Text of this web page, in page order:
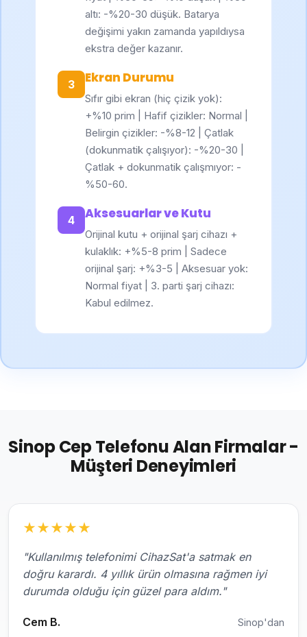
altı: -%20-30 düşük. Batarya
değişimi yakın zamanda yapıldıysa
ekstra değer kazanır.
3 Ekran Durumu
Sıfır gibi ekran (hiç çizik yok):
+%10 prim | Hafif çizikler: Normal |
Belirgin çizikler: -%8-12 | Çatlak
(dokunmatik çalışıyor): -%20-30 |
Çatlak + dokunmatik çalışmıyor: -
%50-60.
4 Aksesuarlar ve Kutu
Orijinal kutu + orijinal şarj cihazı +
kulaklık: +%5-8 prim | Sadece
orijinal şarj: +%3-5 | Aksesuar yok:
Normal fiyat | 3. parti şarj cihazı:
Kabul edilmez.
Sinop Cep Telefonu Alan Firmalar -
Müşteri Deneyimleri
★★★★★
"Kullanılmış telefonimi CihazSat'a satmak en
doğru karardı. 4 yıllık ürün olmasına rağmen iyi
durumda olduğu için güzel para aldım."
Cem B. Sinop'dan